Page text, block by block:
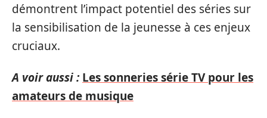
démontrent l’impact potentiel des séries sur
la sensibilisation de la jeunesse à ces enjeux
cruciaux.
A voir aussi : Les sonneries série TV pour les
amateurs de musique